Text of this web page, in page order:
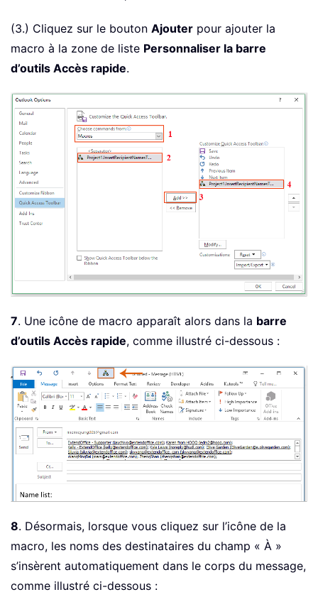
(3.) Cliquez sur le bouton Ajouter pour ajouter la
macro à la zone de liste Personnaliser la barre
d’outils Accès rapide.
7. Une icône de macro apparaît alors dans la barre
d’outils Accès rapide, comme illustré ci-dessous :
8. Désormais, lorsque vous cliquez sur l’icône de la
macro, les noms des destinataires du champ « À »
s’insèrent automatiquement dans le corps du message,
comme illustré ci-dessous :